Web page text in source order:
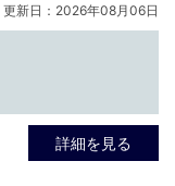
更新日：2026年08月06日
詳細を見る